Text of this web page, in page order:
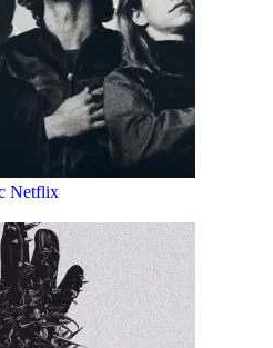
Netflix